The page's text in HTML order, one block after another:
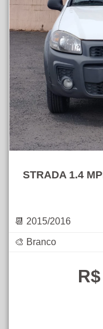
STRADA 1.4
📆 2015/2016
🎨 Branco